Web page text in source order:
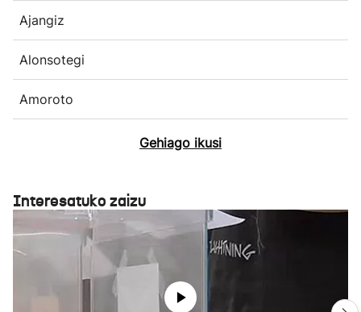
Ajangiz
Alonsotegi
Amoroto
Gehiago ikusi
Interesatuko zaizu